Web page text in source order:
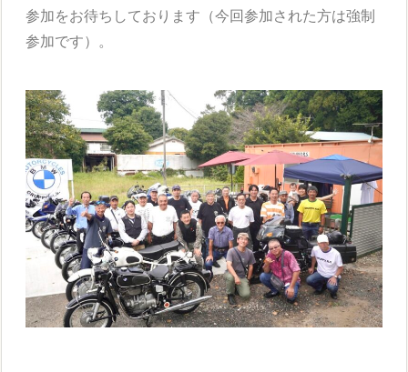
参加をお待ちしております（今回参加された方は強制
参加です）。